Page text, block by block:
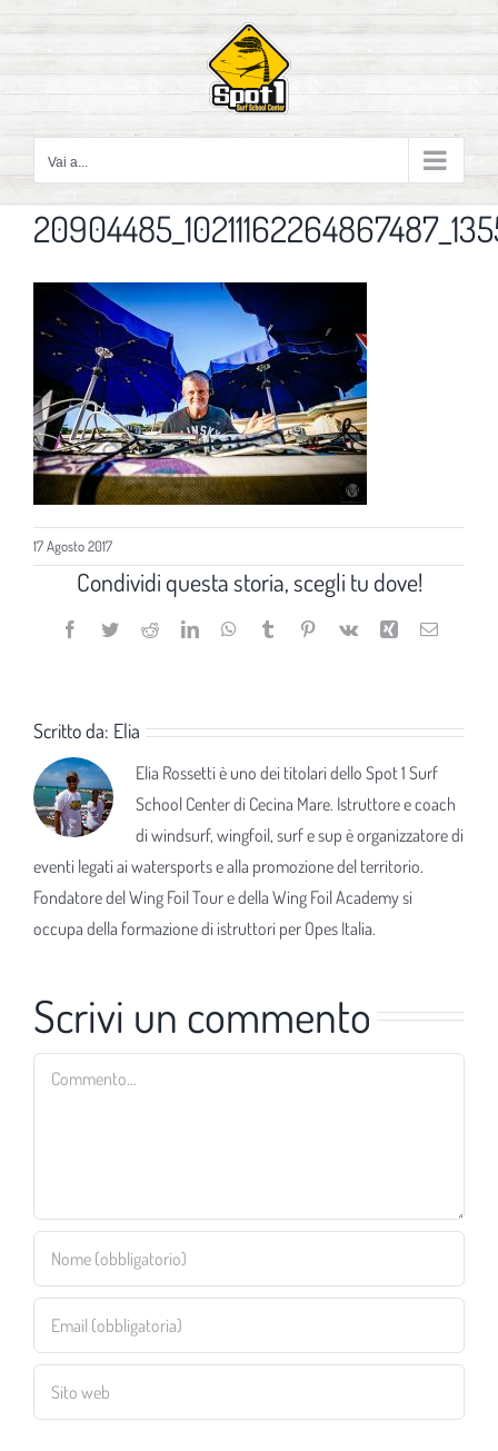
contenuto
Vai a...
17 Agosto 2017
Condividi questa storia, scegli tu dove!
Facebook
TwitterRedditLinkedInWhatsApp
TumblrPinterest
Vk Xing Email
Scritto da: Elia
Elia Rossetti è uno dei titolari dello Spot 1 Surf
School Center di Cecina Mare. Istruttore e coach
di windsurf, wingfoil, surf e sup è organizzatore di
eventi legati ai watersports e alla promozione del territorio.
Fondatore del Wing Foil Tour e della Wing Foil Academy si
occupa della formazione di istruttori per Opes Italia.
Scrivi un commento
Commento